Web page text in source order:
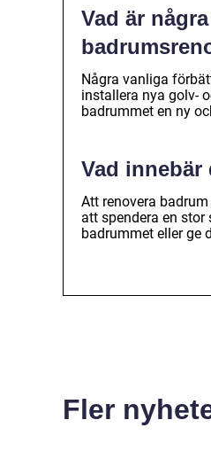
Vad är
Några vanliga
installera nya golv-
badrummet en ny
Vad
Att renovera
att spendera en
badrummet eller ge
Fler